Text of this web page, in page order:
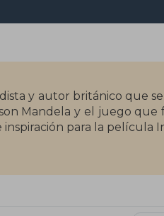
y autor británico que
Mandela y el juego que
para la película